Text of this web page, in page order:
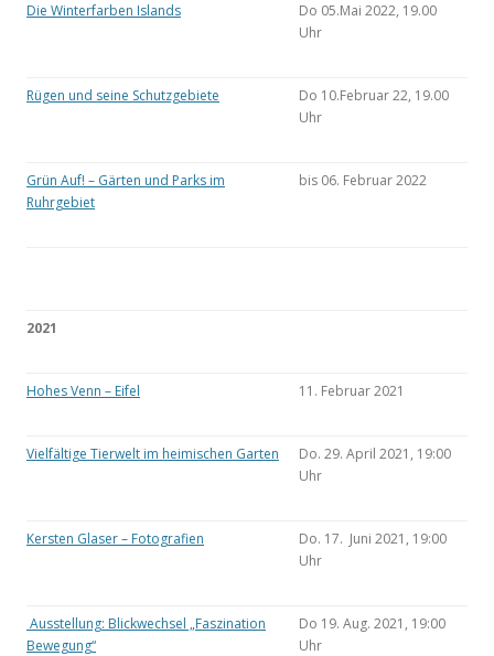
Die Winterfarben Islands
Do 05.Mai 2022, 19.00
Uhr
Rügen und seine Schutzgebiete
Do 10.Februar 22, 19.00
Uhr
Grün Auf! – Gärten und Parks im
Ruhrgebiet
bis 06. Februar 2022
2021
Hohes Venn – Eifel 11. Februar 2021
Vielfältige Tierwelt im heimischen Garten
Do. 29. April 2021, 19:00
Uhr
Kersten Glaser – Fotografien
Do. 17. Juni 2021, 19:00
Uhr
Ausstellung: Blickwechsel „Faszination
Bewegung“
Do 19. Aug. 2021, 19:00
Uhr